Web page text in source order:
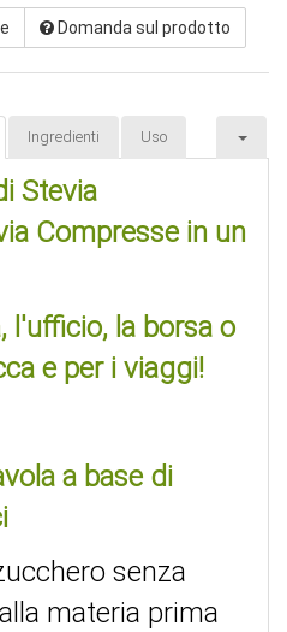
Domanda sul prodotto
Ingredienti Uso
Stevia
Compresse in un
l'ufficio, la borsa o
e per i viaggi!
a base di
senza
materia prima